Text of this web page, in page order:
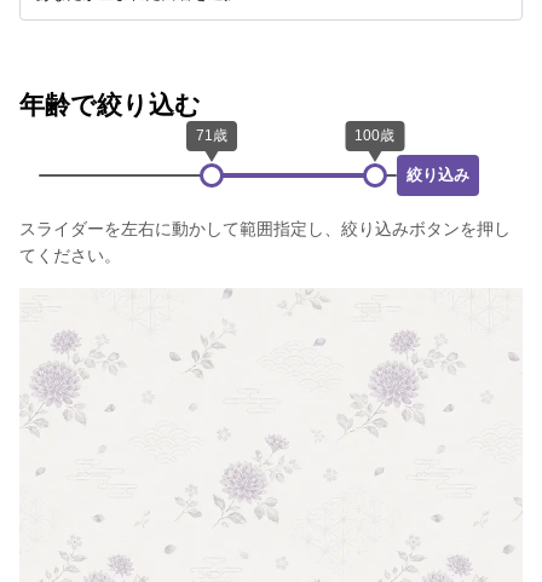
年齢で絞り込む
絞り込み
スライダーを左右に動かして範囲指定し、絞り込みボタンを押し
てください。